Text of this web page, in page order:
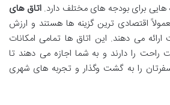
هایی برای بودجه های مختلف دارد.اتاق های
اقتصادی ترین گزینه ها هستند و ارزش
ارائه می دهند. این اتاق ها تمامی امکانات
راحت را دارند و به شما اجازه می دهند تا
را به گشت وگذار و تجربه های شهری